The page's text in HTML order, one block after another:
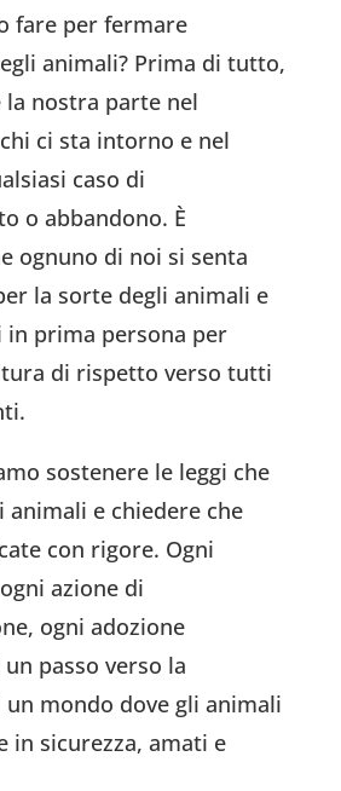
fare per fermare
animali? Prima di tutto,
la nostra parte nel
ci sta intorno e nel
caso di
o abbandono. È
ognuno di noi si senta
la sorte degli animali e
in prima persona per
di rispetto verso tutti
sostenere le leggi che
animali e chiedere che
con rigore. Ogni
azione di
ogni adozione
passo verso la
mondo dove gli animali
in sicurezza, amati e